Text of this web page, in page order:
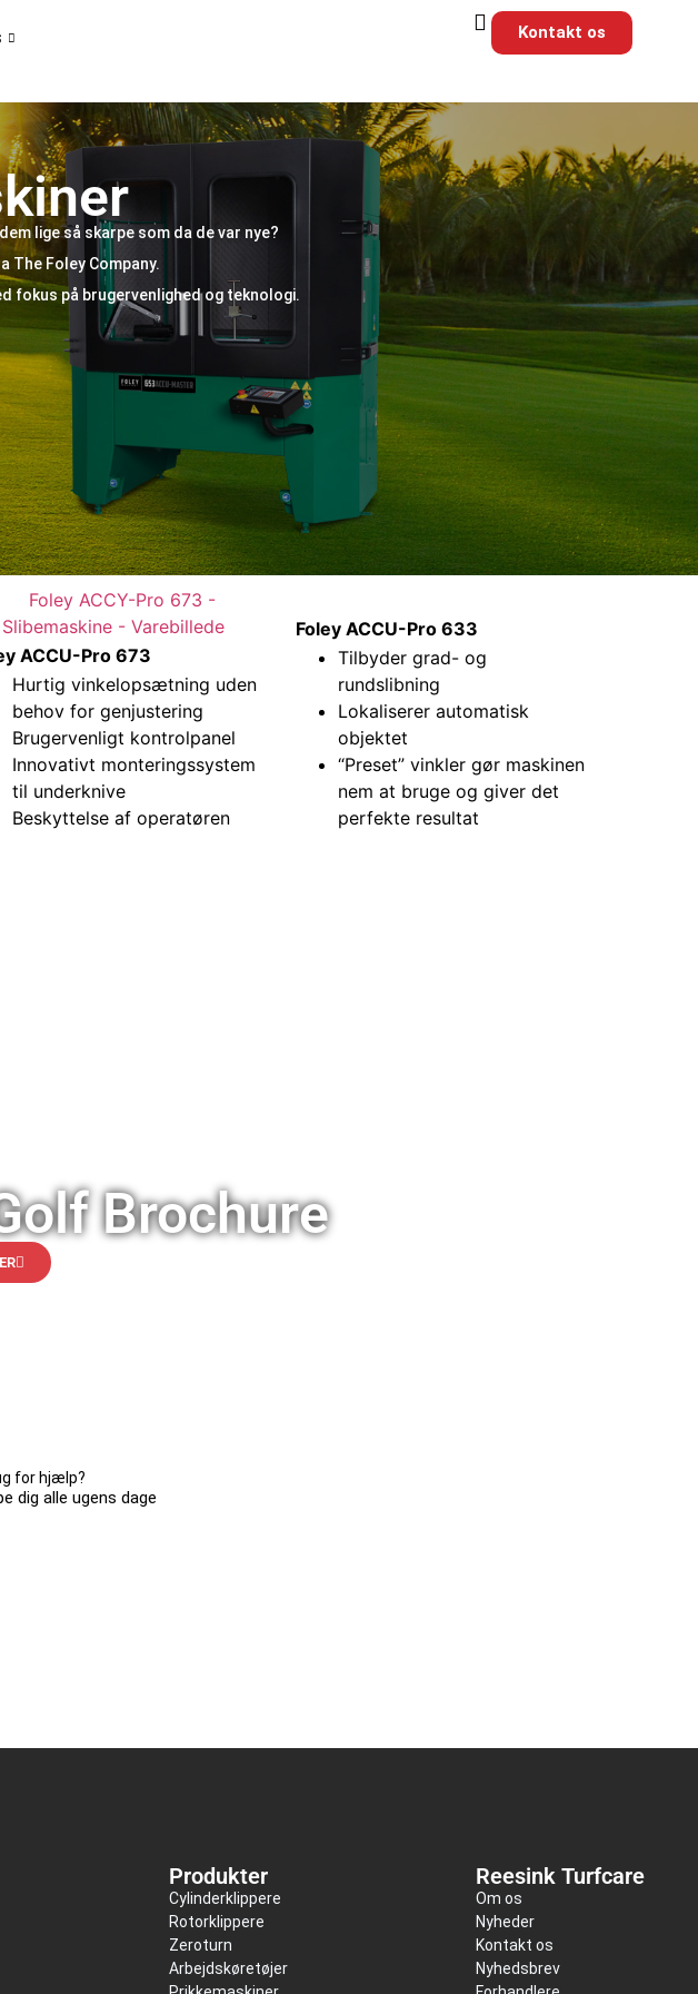
Kontakt os
lige så skarpe som da de var nye?
The Foley Company.
fokus på brugervenlighed og teknologi.
ACCU-Pro 673
Hurtig vinkelopsætning uden
behov for genjustering
Brugervenligt kontrolpanel
Innovativt monteringssystem
til underknive
Beskyttelse af operatøren
Foley ACCU-Pro 633
Tilbyder grad- og
rundslibning
Lokaliserer automatisk
objektet
“Preset” vinkler gør maskinen
nem at bruge og giver det
perfekte resultat
Brochure
for hjælp?
dig alle ugens dage
Produkter
Cylinderklippere
Rotorklippere
Zeroturn
Arbejdskøretøjer
Reesink Turfcare
Om os
Nyheder
Kontakt os
Nyhedsbrev